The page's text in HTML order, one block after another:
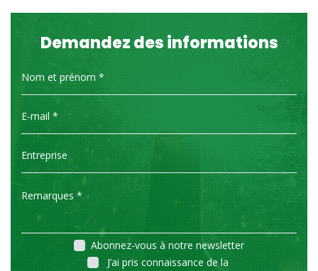
Demandez des informations
Abonnez-vous à notre newsletter
J’ai pris connaissance de la